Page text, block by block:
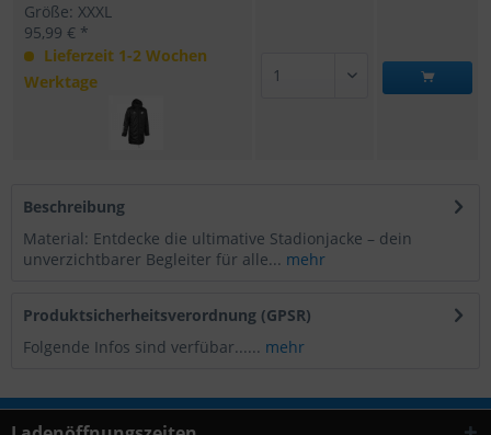
Größe: XXXL
95,99 € *
Lieferzeit 1-2 Wochen
Werktage
Beschreibung
Material: Entdecke die ultimative Stadionjacke – dein
unverzichtbarer Begleiter für alle... mehr
Produktsicherheitsverordnung (GPSR)
Folgende Infos sind verfübar...... mehr